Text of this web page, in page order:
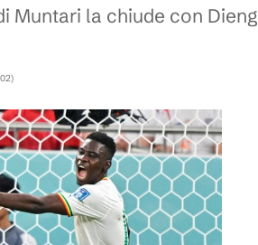
Muntari la chiude con Dieng
)